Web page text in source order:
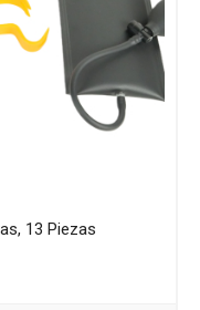
13 Piezas